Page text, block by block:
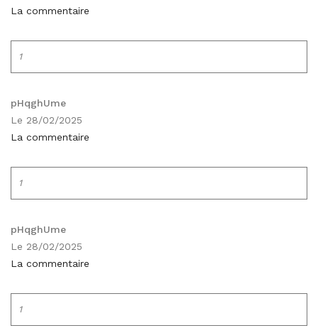
La commentaire
1
pHqghUme
Le 28/02/2025
La commentaire
1
pHqghUme
Le 28/02/2025
La commentaire
1